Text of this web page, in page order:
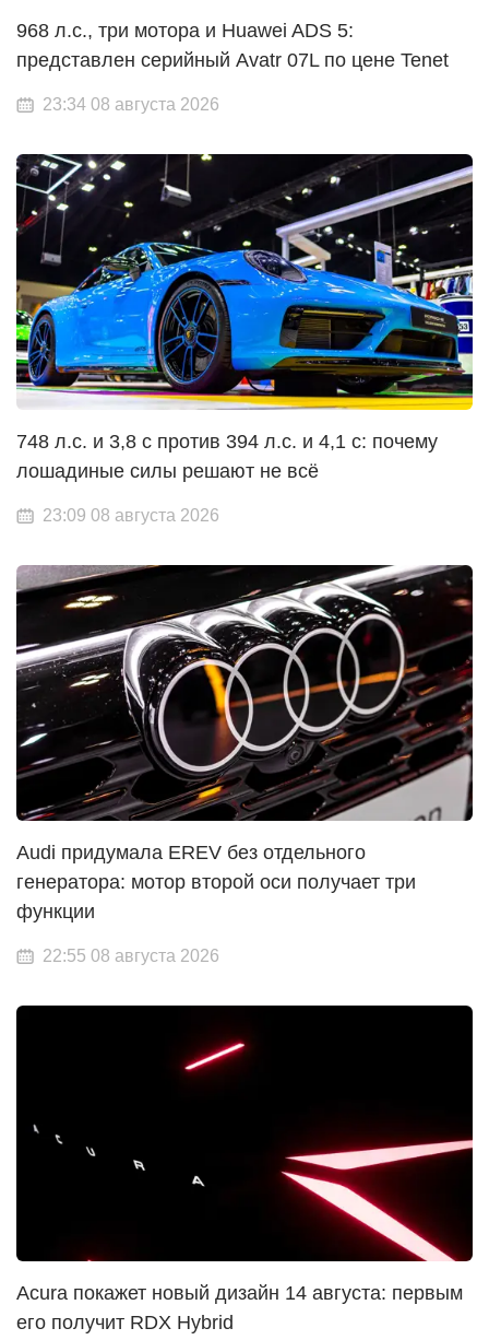
968 л.с., три мотора и Huawei ADS 5:
представлен серийный Avatr 07L по цене Tenet
23:34 08 августа 2026
748 л.с. и 3,8 с против 394 л.с. и 4,1 с: почему
лошадиные силы решают не всё
23:09 08 августа 2026
Audi придумала EREV без отдельного
генератора: мотор второй оси получает три
функции
22:55 08 августа 2026
Acura покажет новый дизайн 14 августа: первым
его получит RDX Hybrid